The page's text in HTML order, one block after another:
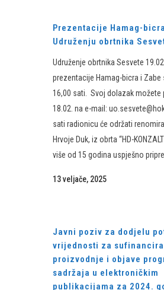
Prezentacije Hamag-
Udruženju obrtnika
Udruženje obrtnika Sesvete
prezentacije Hamag-bicra i Zabe
16,00 sati. Svoj dolazak možete
18.02. na e-mail:
sati radionicu će održati
Hrvoje Duk, iz obrta “HD-
više od 15 godina uspješno
13 veljače, 2025
Javni poziv za dodjelu
vrijednosti za
proizvodnje i objave
sadržaja u elektroničkim
publikacijama za 2024.